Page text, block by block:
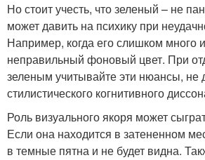
Но стоит учесть, что зеленый – не
может давить на психику при
Например, когда его слишком много
неправильный фоновый цвет. При
зеленым учитывайте эти нюансы, не
стилистического когнитивного
Роль визуального якоря может
Если она находится в затененном
в темные пятна и не будет видна.